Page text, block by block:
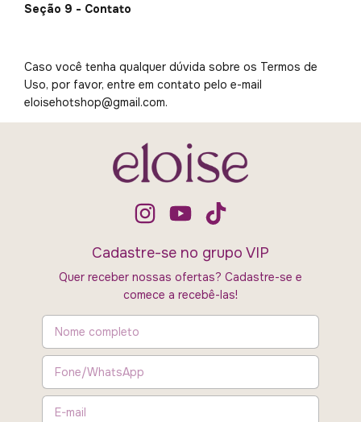
Seção 9 - Contato
Caso você tenha qualquer dúvida sobre os Termos de
Uso, por favor, entre em contato pelo e-mail
eloisehotshop@gmail.com.
Cadastre-se no grupo VIP
Quer receber nossas ofertas? Cadastre-se e
comece a recebê-las!